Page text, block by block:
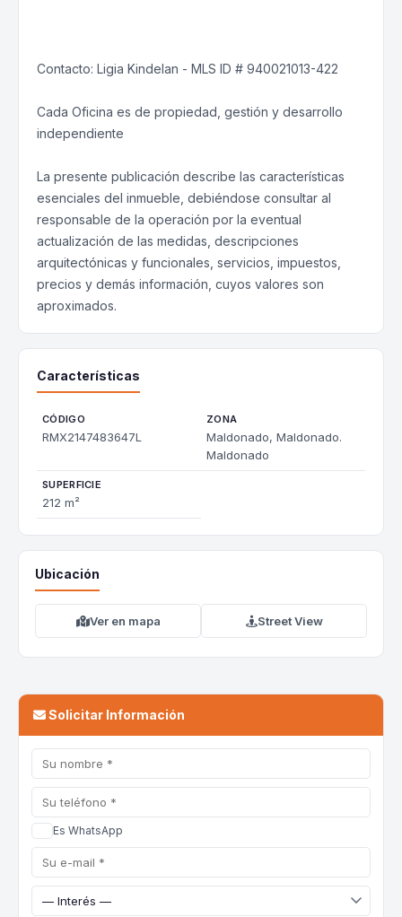
Contacto: Ligia Kindelan - MLS ID # 940021013-422
Cada Oficina es de propiedad, gestión y desarrollo
independiente
La presente publicación describe las características
esenciales del inmueble, debiéndose consultar al
responsable de la operación por la eventual
actualización de las medidas, descripciones
arquitectónicas y funcionales, servicios, impuestos,
precios y demás información, cuyos valores son
aproximados.
Características
CÓDIGO
RMX2147483647L
ZONA
Maldonado, Maldonado.
Maldonado
SUPERFICIE
212 m²
Ubicación
Ver en mapa Street View
Solicitar Información
Es WhatsApp